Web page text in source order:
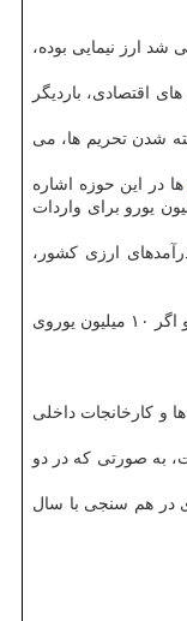
می شد ارز نیمایی بوده،
اقتصادی، باردیگر
شدن تحریم ها، می
ها در این حوزه اشاره
لوازم خانگی در تأمین ارز برای مواد اولیه و تجهیزات خود گرفتار مضیقه است، شایسته نیست که ۱۰ میلیون یورو برای واردات
ارزی کشور،
در حدود دو سال قبل را خاطرنشان کرد و اظهار داشت: الان نیاز ارزی تولید یک دستگاه یخچال فریزر، یک چهارم نیاز ارزی واردات محصول مشابه است، ازاین رو اگر ۱۰ میلیون یوروی
و کارخانجات داخلی
به صورتی که در دو
لوازم صوتی و تصویری کشور هم آمار داده، در هفت ماهه سال جاری ۶۵۰ هزار دستگاه تلویزیون در کشور تولید شد که حاکی از رشد ۳۰ درصدی در هم سنجی با سال